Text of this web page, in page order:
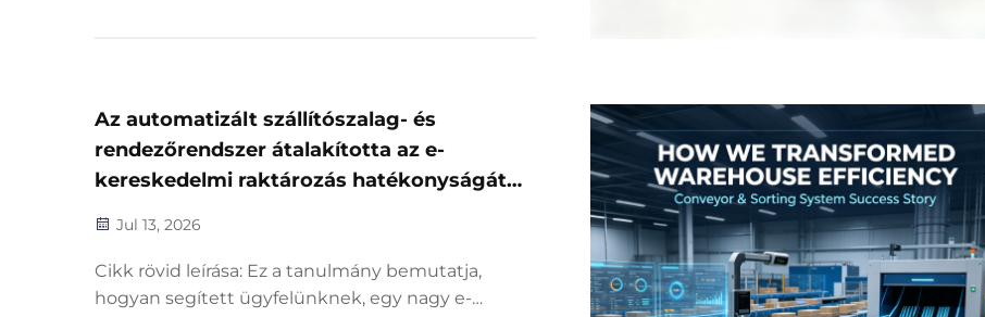
Az automatizált szállítószalag- és
rendezőrendszer átalakította az e-
kereskedelmi raktározás hatékonyságát
Jul 13, 2026
Cikk rövid leírása: Ez a tanulmány bemutatja,
hogyan segített ügyfelünknek, egy nagy e-